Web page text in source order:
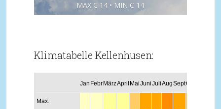
MAX C 14 • MIN C 14
Klimatabelle Kellenhusen:
Jan FebrMärzApril MaiJuniJuliAugSeptOkt
Max.